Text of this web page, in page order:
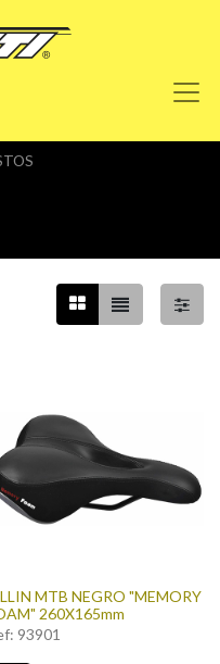
MTB NEGRO "MEMORY
260X165mm
93901